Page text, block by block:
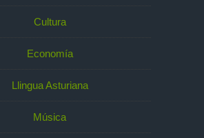
Cultura
Economía
Llingua Asturiana
Música